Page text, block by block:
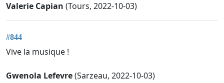
Valerie Capian (Tours, 2022-10-03)
#844
Vive la musique !
Gwenola Lefevre(Sarzeau, 2022-10-03)